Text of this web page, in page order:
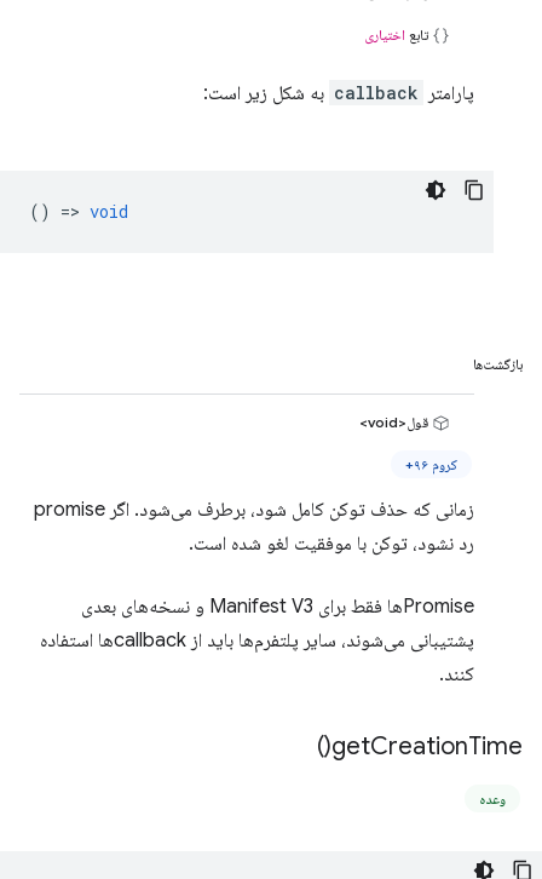
تابع اختیاری
پارامتر callback به شکل زیر است:
() => void
بازگشت‌ها
قول<void>
کروم ۹۶+
زمانی که حذف توکن کامل شود، برطرف می‌شود. اگر promise
رد نشود، توکن با موفقیت لغو شده است.
Promiseها فقط برای Manifest V3 و نسخه‌های بعدی
پشتیبانی می‌شوند، سایر پلتفرم‌ها باید از callbackها استفاده
کنند.
getCreationTime(
)
وعده